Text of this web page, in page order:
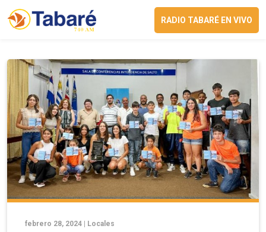
RADIO TABARÉ EN VIVO
febrero 28, 2024 | Locales